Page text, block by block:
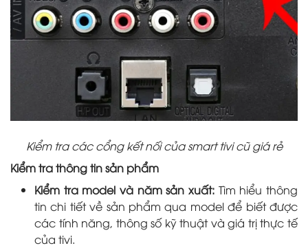
Kiểm tra các cổng kết nối của smart tivi cũ giá rẻ
Kiểm tra thông tin sản phẩm
Kiểm tra model và năm sản xuất: Tìm hiểu thông
tin chi tiết về sản phẩm qua model để biết được
các tính năng, thông số kỹ thuật và giá trị thực tế
của tivi.